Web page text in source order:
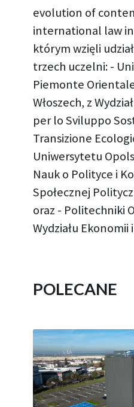
evolution of
international law
którym wzięli
trzech uczelni: -
Piemonte
Włoszech, z
per lo Sviluppo
Transizione
Uniwersytetu
Nauk o Polityce i
Społecznej
oraz - Politechniki
Wydziału Ekonomii
POLECANE